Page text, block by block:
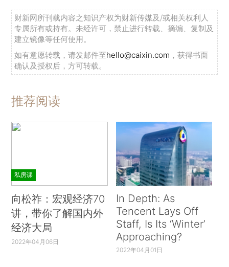
财新网所刊载内容之知识产权为财新传媒及/或相关权利人
专属所有或持有。未经许可，禁止进行转载、摘编、复制及
建立镜像等任何使用。
如有意愿转载，请发邮件至hello@caixin.com ，获得书面
确认及授权后，方可转载。
推荐阅读
私房课
向松祚：宏观经济70
讲，带你了解国内外
经济大局
2022年04月06日
In Depth: As
Tencent Lays Off
Staff, Is Its ‘Winter’
Approaching?
2022年04月01日